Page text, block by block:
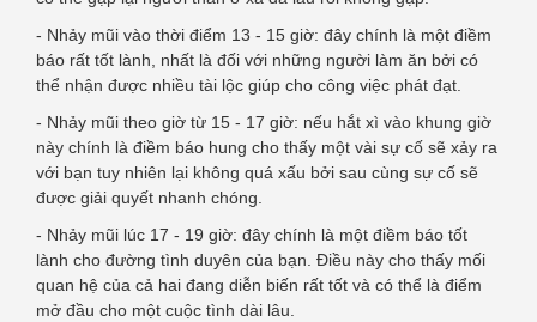
- Nhảy mũi vào thời điểm 13 - 15 giờ: đây chính là một điềm
báo rất tốt lành, nhất là đối với những người làm ăn bởi có
thể nhận được nhiều tài lộc giúp cho công việc phát đạt.
- Nhảy mũi theo giờ từ 15 - 17 giờ: nếu hắt xì vào khung giờ
này chính là điềm báo hung cho thấy một vài sự cố sẽ xảy ra
với bạn tuy nhiên lại không quá xấu bởi sau cùng sự cố sẽ
được giải quyết nhanh chóng.
- Nhảy mũi lúc 17 - 19 giờ: đây chính là một điềm báo tốt
lành cho đường tình duyên của bạn. Điều này cho thấy mối
quan hệ của cả hai đang diễn biến rất tốt và có thể là điểm
mở đầu cho một cuộc tình dài lâu.